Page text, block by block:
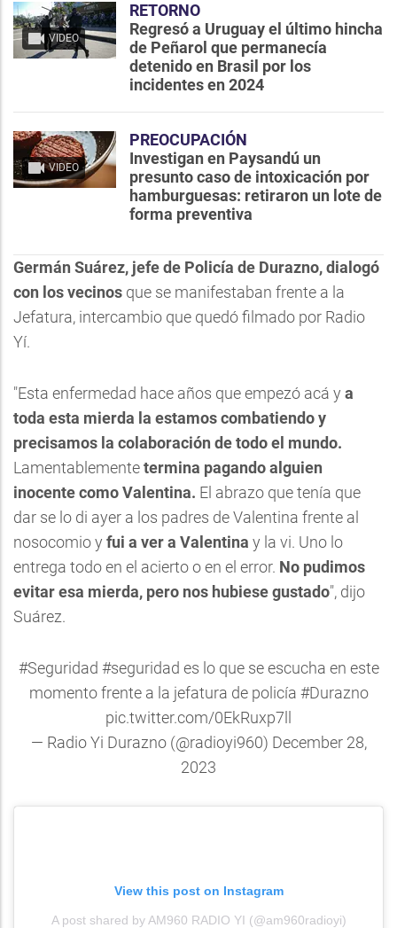
VIDEO
RETORNO
Regresó a Uruguay el último hincha
de Peñarol que permanecía
detenido en Brasil por los
incidentes en 2024
VIDEO
PREOCUPACIÓN
Investigan en Paysandú un
presunto caso de intoxicación por
hamburguesas: retiraron un lote de
forma preventiva
Germán Suárez, jefe de Policía de Durazno, dialogó
con los vecinos que se manifestaban frente a la
Jefatura, intercambio que quedó filmado por Radio
Yí.
"Esta enfermedad hace años que empezó acá y a
toda esta mierda la estamos combatiendo y
precisamos la colaboración de todo el mundo.
Lamentablementetermina pagando alguien
inocente como Valentina. El abrazo que tenía que
dar se lo di ayer a los padres de Valentina frente al
nosocomio y fui a ver a Valentina y la vi. Uno lo
entrega todo en el acierto o en el error. No pudimos
evitar esa mierda, pero nos hubiese gustado", dijo
Suárez.
#Seguridad #seguridad es lo que se escucha en este
momento frente a la jefatura de policía #Durazno
pic.twitter.com/0EkRuxp7ll
— Radio Yi Durazno (@radioyi960) December 28,
2023
View this post on Instagram
A post shared by AM960 RADIO YI (@am960radioyi)